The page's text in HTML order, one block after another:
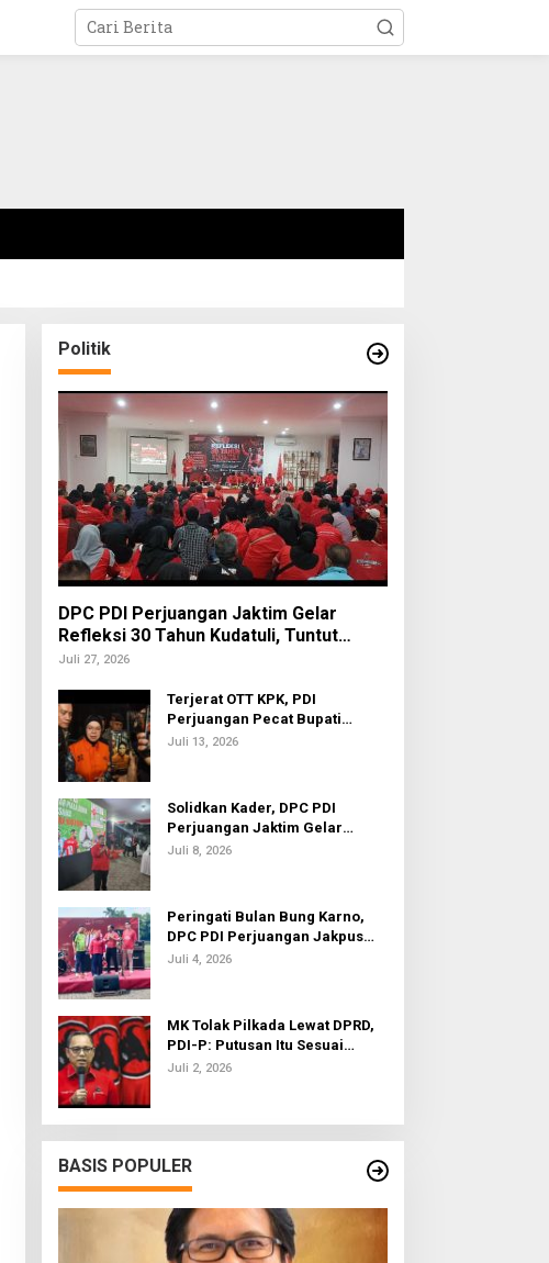
Politik
DPC PDI Perjuangan Jaktim Gelar
Refleksi 30 Tahun Kudatuli, Tuntut
Penuntasan Hukum Aktor Intelektual
Juli 27, 2026
Terjerat OTT KPK, PDI
Perjuangan Pecat Bupati
Sukoharjo Etik Suryani
Juli 13, 2026
Solidkan Kader, DPC PDI
Perjuangan Jaktim Gelar
Nobar Piala Dunia 2026
Juli 8, 2026
Peringati Bulan Bung Karno,
DPC PDI Perjuangan Jakpus
Gelar Turnamen Sepak Bola U-
Juli 4, 2026
MK Tolak Pilkada Lewat DPRD,
PDI-P: Putusan Itu Sesuai
dengan Semangat Reformasi
Juli 2, 2026
BASIS POPULER